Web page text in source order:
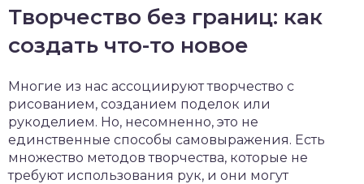
Творчество без границ: как
создать что-то новое
Многие из нас ассоциируют творчество с
рисованием, созданием поделок или
рукоделием. Но, несомненно, это не
единственные способы самовыражения. Есть
множество методов творчества, которые не
требуют использования рук, и они могут